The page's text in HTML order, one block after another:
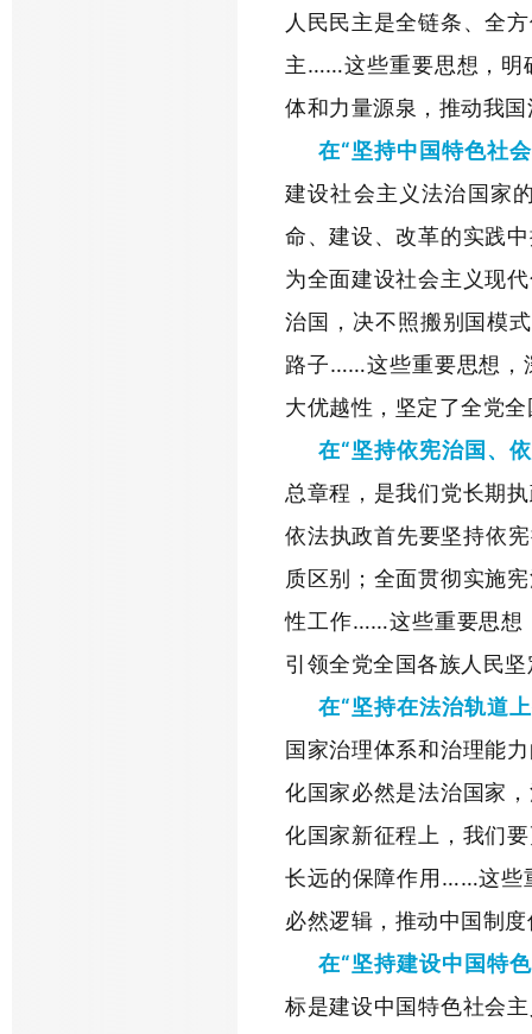
人民民主是全链条、全
主……这些重要思想，明
体和力量源泉，推动我
在“坚持中国特色社
建设社会主义法治国家
命、建设、改革的实践
为全面建设社会主义现
治国，决不照搬别国模
路子……这些重要思想，
大优越性，坚定了全党
在“坚持依宪治国、
总章程，是我们党长期
依法执政首先要坚持依
质区别；全面贯彻实施
性工作……这些重要思想
引领全党全国各族人民
在“坚持在法治轨道
国家治理体系和治理能
化国家必然是法治国家
化国家新征程上，我们
长远的保障作用……这些
必然逻辑，推动中国制
在“坚持建设中国特
标是建设中国特色社会